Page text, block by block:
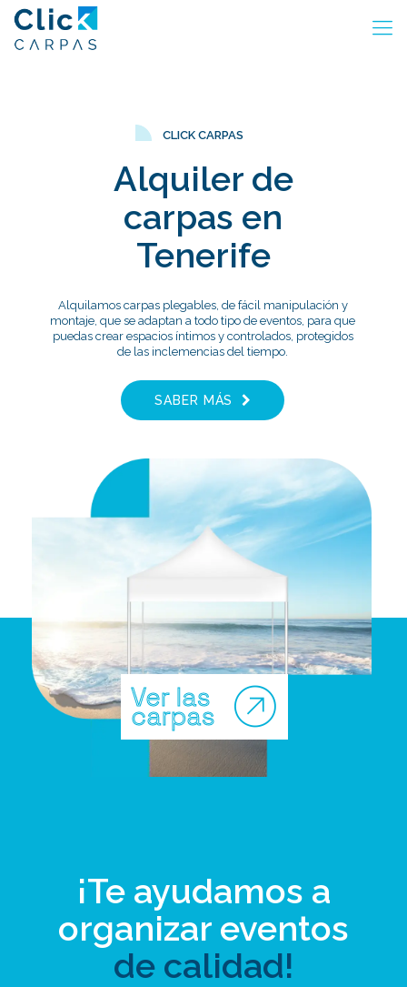
CLICK CARPAS
Alquiler de
carpas en
Tenerife
Alquilamos carpas plegables, de fácil manipulación y
montaje, que se adaptan a todo tipo de eventos, para que
puedas crear espacios íntimos y controlados, protegidos
de las inclemencias del tiempo.
SABER MÁS
Ver las
carpas
¡Te ayudamos a
organizar eventos
de calidad!